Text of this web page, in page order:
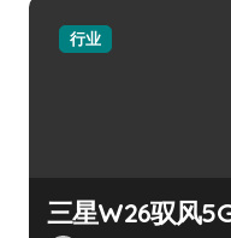
行业
三星W26驭风